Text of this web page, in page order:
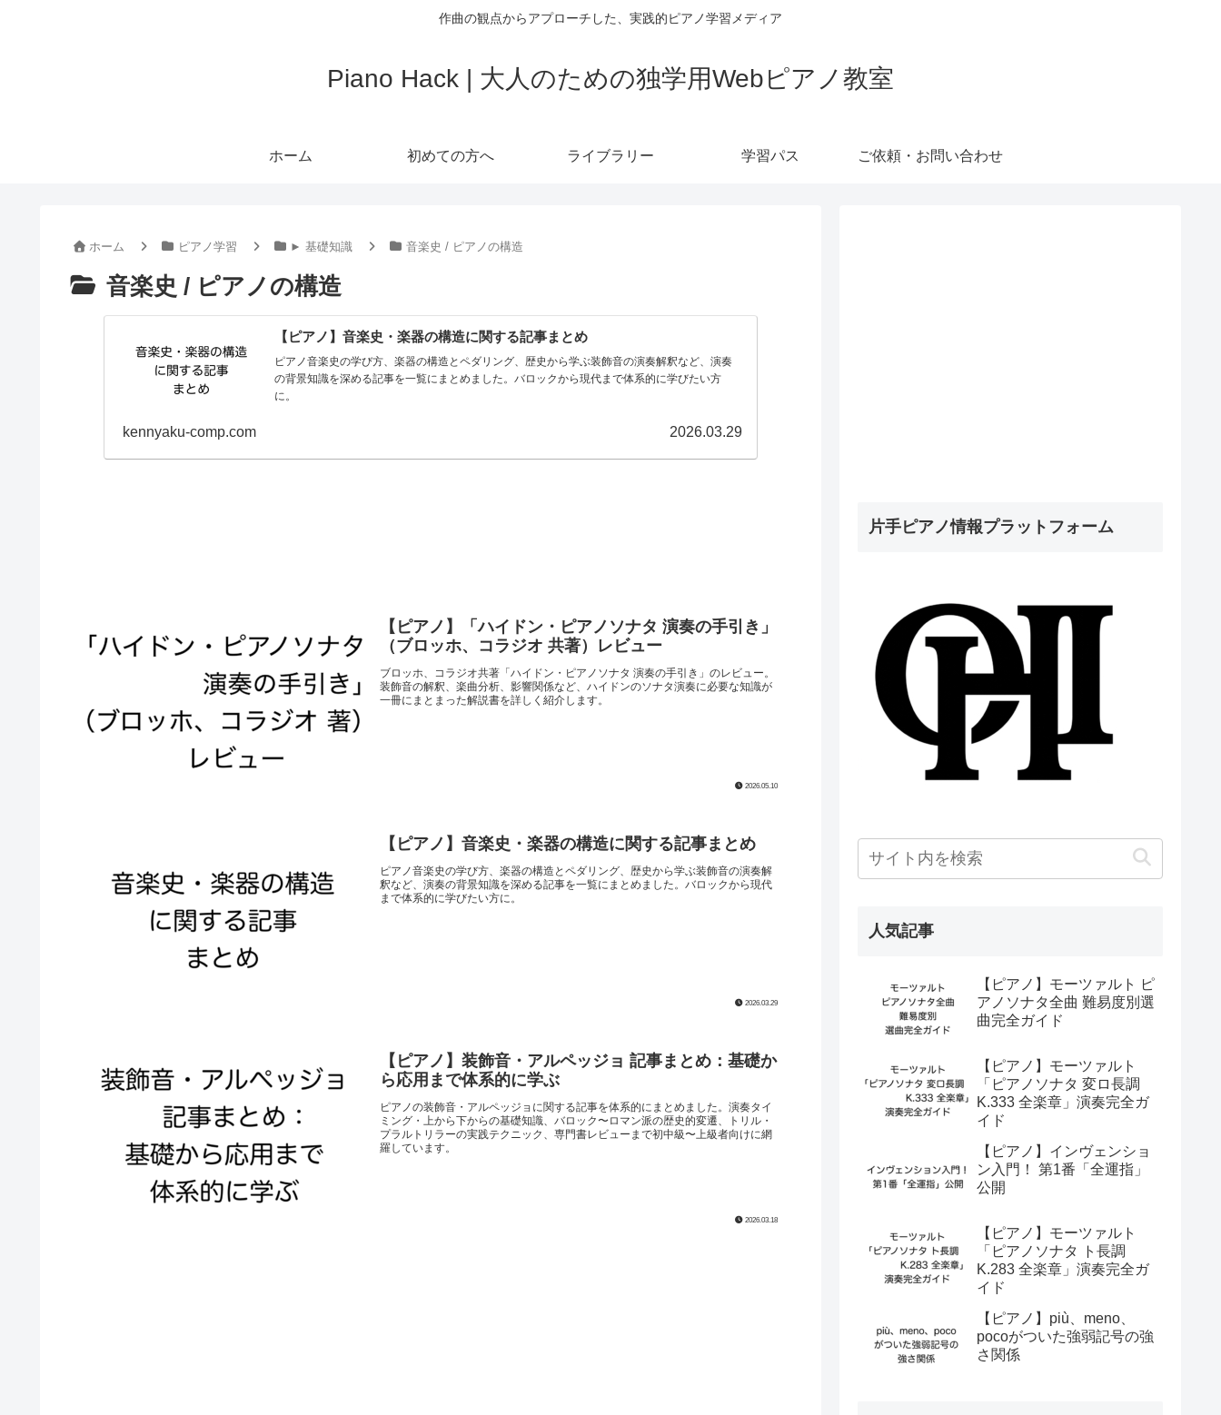
作曲の観点からアプローチした、実践的ピアノ学習メディア
Piano Hack | 大人のための独学用Webピアノ教室
ホーム 初めての方へ ライブラリー 学習パス ご依頼・お問い合わせ
ホーム ピアノ学習 ► 基礎知識 音楽史 / ピアノの構造
音楽史 / ピアノの構造
【ピアノ】音楽史・楽器の構造に関する記事まとめ
ピアノ音楽史の学び方、楽器の構造とペダリング、歴史から学ぶ装飾音の演奏解釈など、演奏
の背景知識を深める記事を一覧にまとめました。バロックから現代まで体系的に学びたい方
に。
kennyaku-comp.com 2026.03.29
【ピアノ】「ハイドン・ピアノソナタ 演奏の手引き」
（ブロッホ、コラジオ 共著）レビュー
ブロッホ、コラジオ共著「ハイドン・ピアノソナタ 演奏の手引き」のレビュー。
装飾音の解釈、楽曲分析、影響関係など、ハイドンのソナタ演奏に必要な知識が
一冊にまとまった解説書を詳しく紹介します。
2026.05.10
【ピアノ】音楽史・楽器の構造に関する記事まとめ
ピアノ音楽史の学び方、楽器の構造とペダリング、歴史から学ぶ装飾音の演奏解
釈など、演奏の背景知識を深める記事を一覧にまとめました。バロックから現代
まで体系的に学びたい方に。
2026.03.29
【ピアノ】装飾音・アルペッジョ 記事まとめ：基礎か
ら応用まで体系的に学ぶ
ピアノの装飾音・アルペッジョに関する記事を体系的にまとめました。演奏タイ
ミング・上から下からの基礎知識、バロック〜ロマン派の歴史的変遷、トリル・
プラルトリラーの実践テクニック、専門書レビューまで初中級〜上級者向けに網
羅しています。
2026.03.18
片手ピアノ情報プラットフォーム
人気記事
【ピアノ】モーツァルト ピ
アノソナタ全曲 難易度別選
曲完全ガイド
【ピアノ】モーツァルト
「ピアノソナタ 変ロ長調
K.333 全楽章」演奏完全ガ
イド
【ピアノ】インヴェンショ
ン入門！ 第1番「全運指」
公開
【ピアノ】モーツァルト
「ピアノソナタ ト長調
K.283 全楽章」演奏完全ガ
イド
【ピアノ】più、meno、
pocoがついた強弱記号の強
さ関係